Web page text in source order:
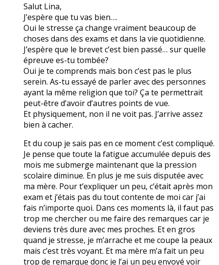
Salut Lina,
J’espère que tu vas bien….
Oui le stresse ça change vraiment beaucoup de
choses dans des exams et dans la vie quotidienne.
J’espère que le brevet c’est bien passé… sur quelle
épreuve es-tu tombée?
Oui je te comprends mais bon c’est pas le plus
serein. As-tu essayé de parler avec des personnes
ayant la même religion que toi? Ça te permettrait
peut-être d’avoir d’autres points de vue.
Et physiquement, non il ne voit pas. J’arrive assez
bien à cacher.
Et du coup je sais pas en ce moment c’est compliqué.
Je pense que toute la fatigue accumulée depuis des
mois me submerge maintenant que la pression
scolaire diminue. En plus je me suis disputée avec
ma mère. Pour t’expliquer un peu, c’était après mon
exam et j’étais pas du tout contente de moi car j’ai
fais n’importe quoi. Dans ces moments là, il faut pas
trop me chercher ou me faire des remarques car je
deviens très dure avec mes proches. Et en gros
quand je stresse, je m’arrache et me coupe la peaux
mais c’est très voyant. Et ma mère m’a fait un peu
trop de remarque donc je l’ai un peu envoyé voir